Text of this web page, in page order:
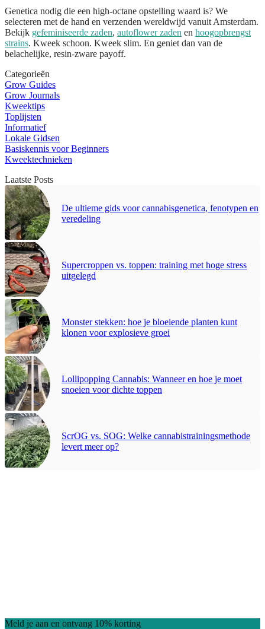
Genetica nodig die een high-octane opstelling waard is? We
selecteren met de hand en verzenden wereldwijd vanuit Amsterdam.
Bekijk gefeminiseerde zaden, autoflower zaden en hoogopbrengst
strains. Kweek schoon. Kweek slim. En geniet dan van de
belachelijke, resin-zware payoff.
Categorieën
Grow Guides
Grow Journals
Kweektips
Toplijsten
Informatief
Lokale Gidsen
Basiskennis voor Beginners
Kweektechnieken
Laatste Posts
De ultieme gids voor cannabisgenetica, fenotypen en
veredeling
Supercroppen vs. toppen: training met hoge stress
uitgelegd
Monster stekken: hoe je bloeiende planten kunt
klonen voor explosieve groei
Lollipopping Cannabis: Wanneer en hoe je moet
snoeien voor dichte toppen
ScrOG vs. SOG: Welke cannabistrainingsmethode
levert meer op?
Meld je aan en ontvang 10% korting